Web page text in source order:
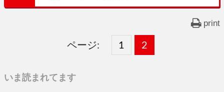
print
ページ:
固
1 ,
固
2
いま読まれてます